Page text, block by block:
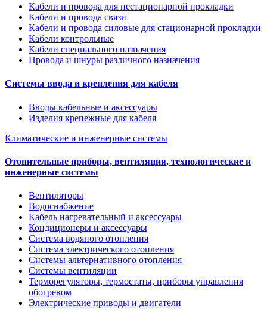
Кабели и провода для нестационарной прокладки
Кабели и провода связи
Кабели и провода силовые для стационарной прокладки
Кабели контрольные
Кабели специального назначения
Провода и шнуры различного назначения
Системы ввода и крепления для кабеля
Вводы кабельные и аксессуары
Изделия крепежные для кабеля
Климатические и инженерные системы
Отопительные приборы, вентиляция, технологические и
инженерные системы
Вентиляторы
Водоснабжение
Кабель нагревательный и аксессуары
Кондиционеры и аксессуары
Система водяного отопления
Система электрического отопления
Системы альтернативного отопления
Системы вентиляции
Терморегуляторы, термостаты, приборы управления
обогревом
Электрические приводы и двигатели